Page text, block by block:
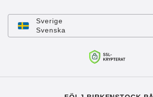
Sverige
Svenska